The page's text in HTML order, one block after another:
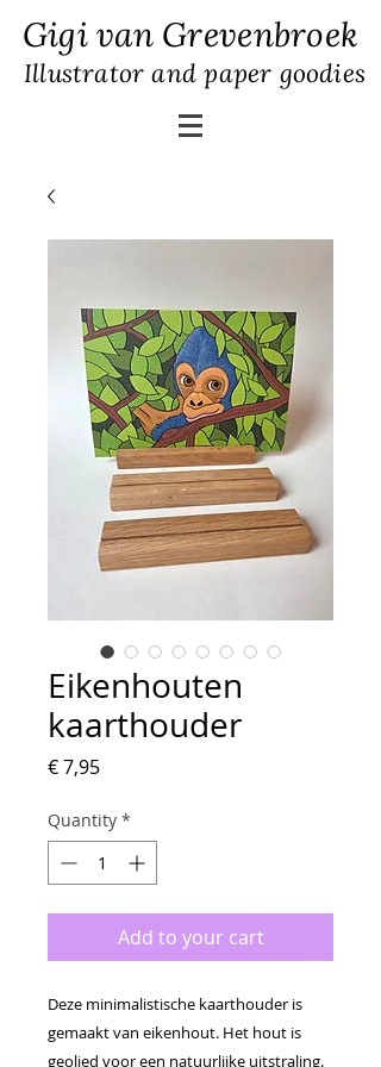
Gigi van Grevenbroek
Illustrator and paper goodies
Eikenhouten
kaarthouder
€ 7,95Price
Quantity *
Add to your cart
Deze minimalistische kaarthouder is
gemaakt van eikenhout. Het hout is
geolied voor een natuurlijke uitstraling.